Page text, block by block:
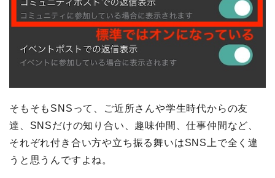
そもそもSNSって、ご近所さんや学生時代からの友
達、SNSだけの知り合い、趣味仲間、仕事仲間など、
それぞれ付き合い方や立ち振る舞いはSNS上で全く違
うと思うんですよね。